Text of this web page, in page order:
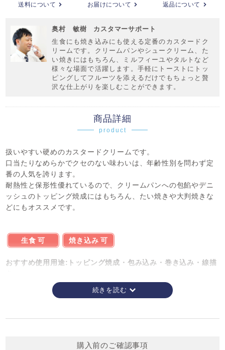
送料について お届けについて 返品について
奥村 敏樹 カスタマーサポート
生食にも焼き込みにも使える定番のカスタードク
リームです。クリームパンやシュークリーム、た
い焼きにはもちろん、ミルフィーユやタルトなど
様々な場面で活躍します。手軽にトーストにトッ
ピングしてフルーツを添えるだけでもちょっと贅
沢な仕上がりを楽しむことができます。
商品詳細
product
扱いやすい硬めのカスタードクリームです。
口当たりなめらかでクセのない味わいは、年齢性別を問わず定
番の人気を誇ります。
耐熱性と保形性優れているので、クリームパンへの包餡やデニ
ッシュのトッピング焼成にはもちろん、たい焼きや大判焼きな
どにもオススメです。
生食 可 焼き込み 可
おすすめ使用用途:トッピング焼成・包み込み・巻き込み・線描
その際は、よく揉んでからご使用ください。
購入前のご確認事項